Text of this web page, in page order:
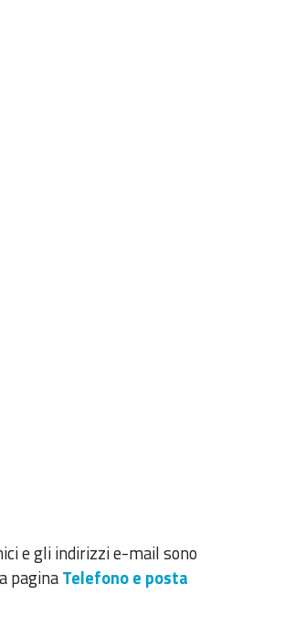
e gli indirizzi e-mail sono
paginaTelefono e posta